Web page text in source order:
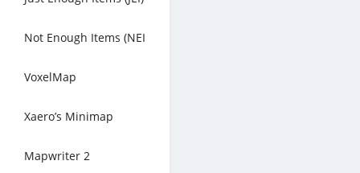
Not Enough Items (NEI
VoxelMap
Xaero’s Minimap
Mapwriter 2